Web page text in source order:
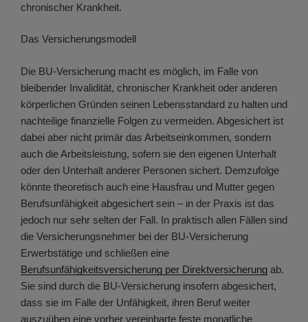
chronischer Krankheit.
Das Versicherungsmodell
Die BU-Versicherung macht es möglich, im Falle von
bleibender Invalidität, chronischer Krankheit oder anderen
körperlichen Gründen seinen Lebensstandard zu halten und
nachteilige finanzielle Folgen zu vermeiden. Abgesichert ist
dabei aber nicht primär das Arbeitseinkommen, sondern
auch die Arbeitsleistung, sofern sie den eigenen Unterhalt
oder den Unterhalt anderer Personen sichert. Demzufolge
könnte theoretisch auch eine Hausfrau und Mutter gegen
Berufsunfähigkeit abgesichert sein – in der Praxis ist das
jedoch nur sehr selten der Fall. In praktisch allen Fällen sind
die Versicherungsnehmer bei der BU-Versicherung
Erwerbstätige und schließen eine
Berufsunfähigkeitsversicherung per Direktversicherung ab.
Sie sind durch die BU-Versicherung insofern abgesichert,
dass sie im Falle der Unfähigkeit, ihren Beruf weiter
auszuüben eine vorher vereinbarte feste monatliche